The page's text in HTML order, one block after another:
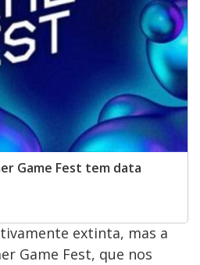
Game Fest tem data
extinta, mas a
Game Fest, que nos